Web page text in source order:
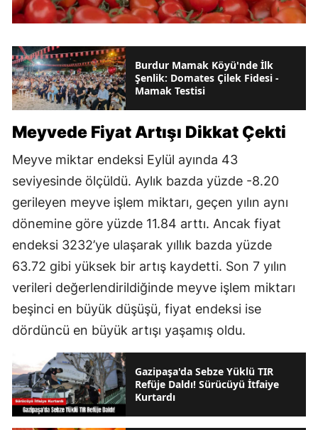
Burdur Mamak Köyü'nde İlk
Şenlik: Domates Çilek Fidesi -
Mamak Testisi
Meyvede Fiyat Artışı Dikkat Çekti
Meyve miktar endeksi Eylül ayında 43
seviyesinde ölçüldü. Aylık bazda yüzde -8.20
gerileyen meyve işlem miktarı, geçen yılın aynı
dönemine göre yüzde 11.84 arttı. Ancak fiyat
endeksi 3232’ye ulaşarak yıllık bazda yüzde
63.72 gibi yüksek bir artış kaydetti. Son 7 yılın
verileri değerlendirildiğinde meyve işlem miktarı
beşinci en büyük düşüşü, fiyat endeksi ise
dördüncü en büyük artışı yaşamış oldu.
Gazipaşa'da Sebze Yüklü TIR
Refüje Daldı! Sürücüyü İtfaiye
Kurtardı